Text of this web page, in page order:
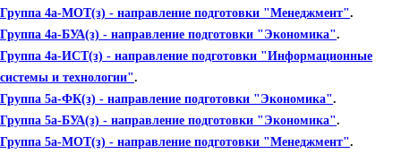
Группа 4а-МОТ(з) - направление подготовки "Менеджмент".
Группа 4а-БУА(з) - направление подготовки "Экономика".
Группа 4а-ИСТ(з) - направление подготовки "Информационные
системы и технологии".
Группа 5а-ФК(з) - направление подготовки "Экономика".
Группа 5а-БУА(з) - направление подготовки "Экономика".
Группа 5а-МОТ(з) - направление подготовки "Менеджмент".